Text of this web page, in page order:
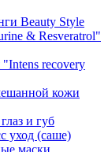
Beauty Style
& Resveratrol"
recovery
кожи
и губ
уход (саше)
маски